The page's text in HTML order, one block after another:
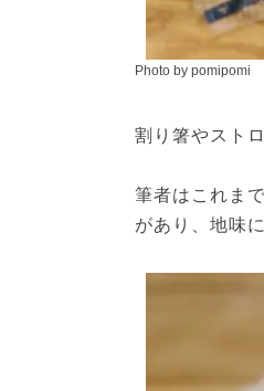
Photo by pomipomi
割り箸やスト
筆者はこれま
があり、地味